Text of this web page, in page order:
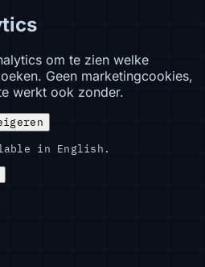
om te zien welke
Geen marketingcookies,
werkt ook zonder.
in English.